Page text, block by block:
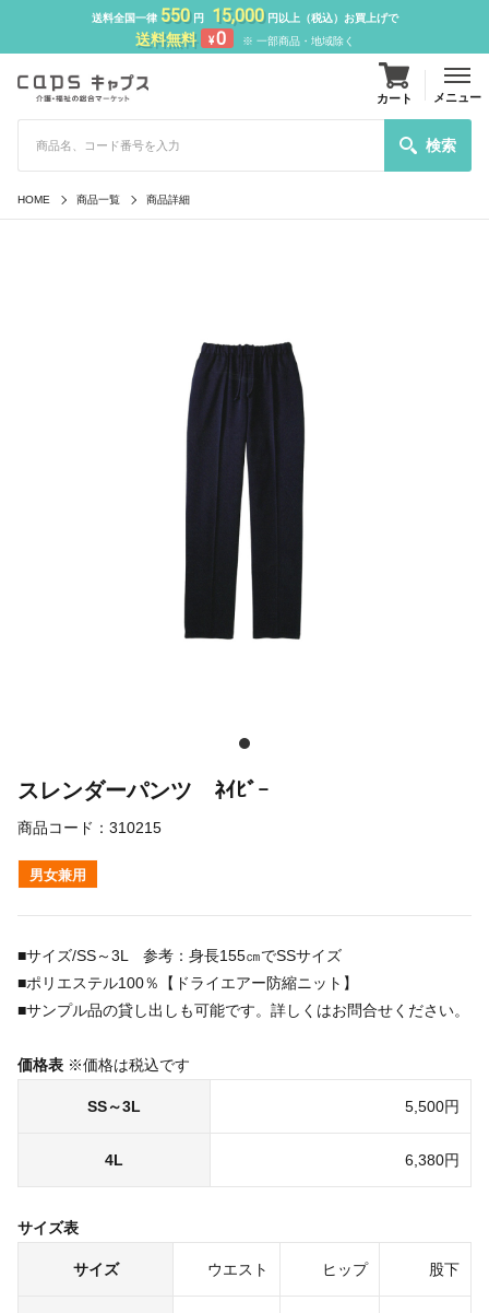
送料全国一律 550円 15,000円以上（税込）お買上げで
送料無料 ¥0 ※ 一部商品・地域除く
検索
カート メニュー
HOME 商品一覧 商品詳細
スレンダーパンツ ﾈｲﾋﾞｰ
商品コード： 310215
男女兼用
■サイズ/SS～3L 参考：身長155㎝でSSサイズ
■ポリエステル100％【ドライエアー防縮ニット】
■サンプル品の貸し出しも可能です。詳しくはお問合せください。
価格表 ※価格は税込です
SS～3L 5,500円
4L 6,380円
サイズ表
サイズ ウエスト ヒップ 股下